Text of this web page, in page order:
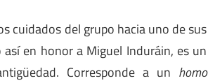
cuidados del grupo hacia uno de sus
en honor a Miguel Induráin, es un
Corresponde a un homo